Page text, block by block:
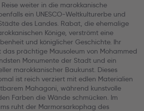
weiter in die marokkanische
ein UNESCO-Weltkulturerbe und
des Landes. Rabat, die ehemalige
Könige, verströmt eine
und königlicher Geschichte. Ihr
das prächtige Mausoleum von Mohammed
Monumente der Stadt und ein
marokkanischer Baukunst. Dieses
ist reich verziert mit edlen Materialien
Mahagoni, während kunstvolle
Farben die Wände schmücken. Im
ruht der Marmorsarkophag des